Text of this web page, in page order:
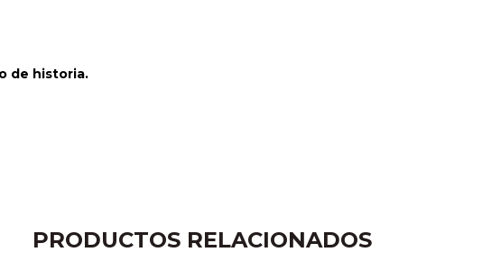
de historia.
PRODUCTOS RELACIONADOS